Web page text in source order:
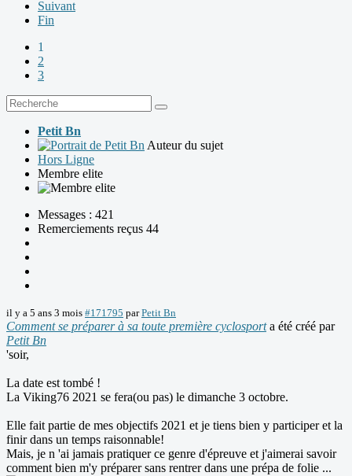
Suivant
Fin
1
2
3
Petit Bn
Auteur du sujet
Hors Ligne
Membre elite
Messages : 421
Remerciements reçus 44
il y a 5 ans 3 mois #171795 parPetit Bn
Comment se préparer à sa toute première cyclosporta été créé par
Petit Bn
'soir,
La date est tombé !
La Viking76 2021 se fera(ou pas) le dimanche 3 octobre.
Elle fait partie de mes objectifs 2021 et je tiens bien y participer et la
finir dans un temps raisonnable!
Mais, je n 'ai jamais pratiquer ce genre d'épreuve et j'aimerai savoir
comment bien m'y préparer sans rentrer dans une prépa de folie ...